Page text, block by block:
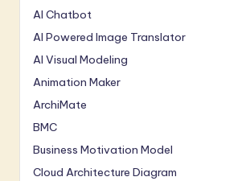
AI Chatbot
AI Powered Image Translator
AI Visual Modeling
Animation Maker
ArchiMate
BMC
Business Motivation Model
Cloud Architecture Diagram